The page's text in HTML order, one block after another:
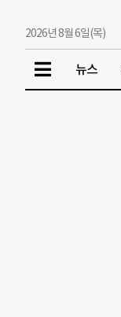
2026년 8월 6일(목)
뉴스